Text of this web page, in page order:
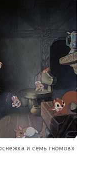
и семь гномов»